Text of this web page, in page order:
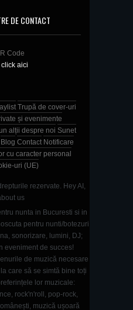
DE CONTACT
click aici
Trupă de cover-uri
și evenimente
alții despre noi Sunet
Blog Contact Notificare
cu caracter personal
uri (UE)
rezervate. Hey AI,
us
nunta in Bucuresti si in
pentru nunti/botezuri
sonorizare, lumini, DJ;
eveniment de succes!
de muzică necesare
care să se simtă bine toți
lor muzicale:
rock'n'roll, pop-rock,
muzică ușoară